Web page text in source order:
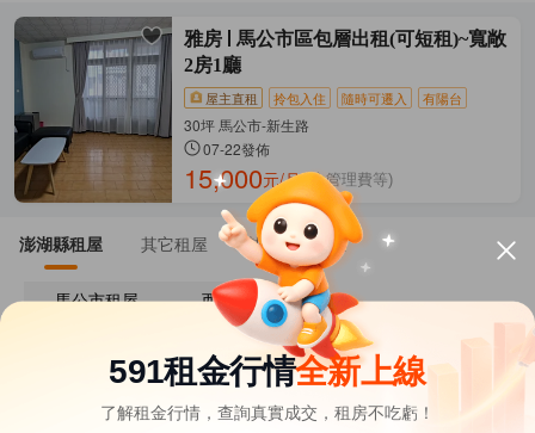
雅房
馬公市區包層出租(可短租)~寬敞
2房1廳
屋主直租 拎包入住 隨時可遷入 有陽台
30坪 馬公市-新生路
07-22發佈
15,000元/月 (含管理費等)
澎湖縣租屋 其它租屋 熱門在租社區
馬公市租屋 西嶼鄉租屋
591租金行情全新上線
了解租金行情，查詢真實成交，租房不吃虧！